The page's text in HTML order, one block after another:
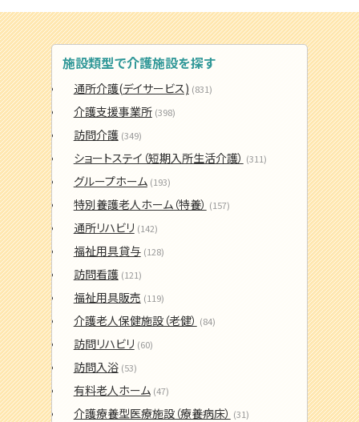
施設類型で介護施設を探す
通所介護(デイサービス) (831)
介護支援事業所 (398)
訪問介護 (349)
ショートステイ（短期入所生活介護） (311)
グループホーム (193)
特別養護老人ホーム（特養） (157)
通所リハビリ (142)
福祉用具貸与 (128)
訪問看護 (121)
福祉用具販売 (119)
介護老人保健施設（老健） (84)
訪問リハビリ (60)
訪問入浴 (53)
有料老人ホーム (47)
介護療養型医療施設（療養病床） (31)